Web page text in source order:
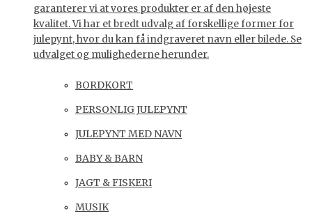
garanterer vi at vores produkter er af den højeste
kvalitet. Vi har et bredt udvalg af forskellige former for
julepynt, hvor du kan få indgraveret navn eller bilede. Se
udvalget og mulighederne herunder.
BORDKORT
PERSONLIG JULEPYNT
JULEPYNT MED NAVN
BABY & BARN
JAGT & FISKERI
MUSIK